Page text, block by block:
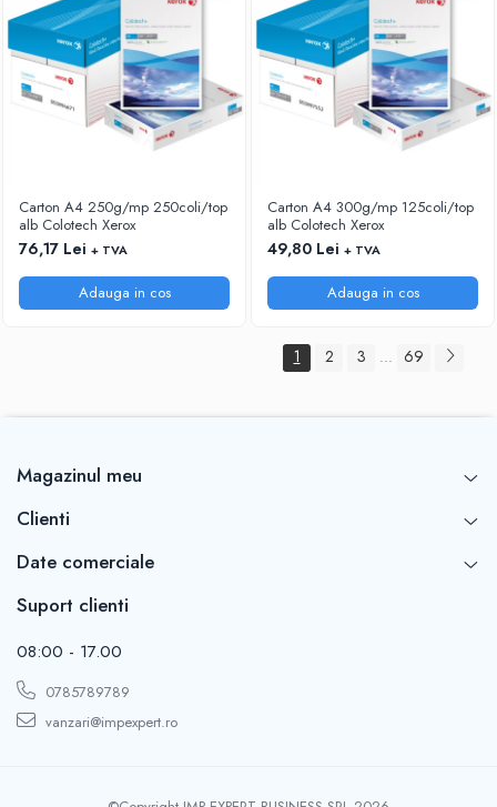
Carton A4 250g/mp 250coli/top
alb Colotech Xerox
76,17 Lei + TVA
Adauga in cos
Carton A4 300g/mp 125coli/top
alb Colotech Xerox
49,80 Lei + TVA
Adauga in cos
1 2 3 ... 69
Magazinul meu
Clienti
Date comerciale
Suport clienti
08:00 - 17.00
0785789789
vanzari@impexpert.ro